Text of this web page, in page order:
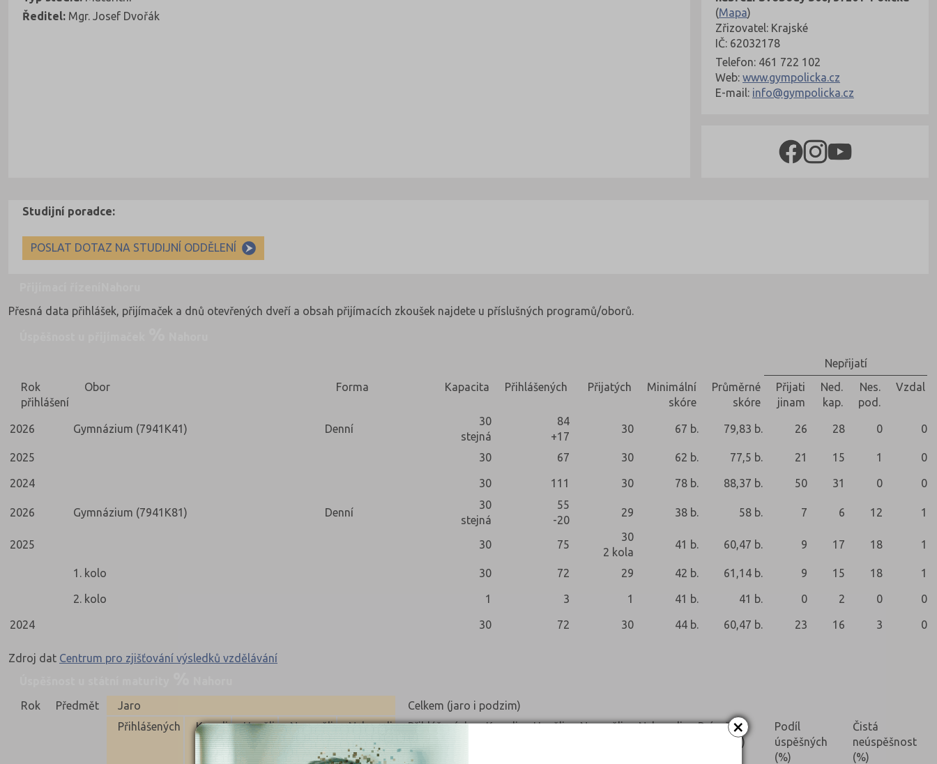
×
(Mapa)
Zřizovatel: Krajské
IČ: 62032178
Telefon: 461 722 102
Web: www.gympolicka.cz
E-mail: info@gympolicka.cz
Ředitel: Mgr. Josef Dvořák
Studijní poradce:
POSLAT DOTAZ NA STUDIJNÍ ODDĚLENÍ
Přesná data přihlášek, přijímaček a dnů otevřených dveří a obsah přijímacích zkoušek najdete u příslušných programů/oborů.
Nepřijatí
Rok
přihlášení
Obor Forma Kapacita Přihlášených Přijatých
Minimální
skóre
Průměrné
skóre
Přijati
jinam
Ned.
kap.
Nes.
pod.
Vzdal
2026 Gymnázium (7941K41) Denní
30
stejná
84
+17
30 67 b. 79,83 b. 26 28 0 0
2025 30 67 30 62 b. 77,5 b. 21 15 1 0
2024 30 111 30 78 b. 88,37 b. 50 31 0 0
2026 Gymnázium (7941K81) Denní
30
stejná
55
-20
29 38 b. 58 b. 7 6 12 1
2025 30 75
30
2 kola
41 b. 60,47 b. 9 17 18 1
1. kolo 30 72 29 42 b. 61,14 b. 9 15 18 1
2. kolo 1 3 1 41 b. 41 b. 0 2 0 0
2024 30 72 30 44 b. 60,47 b. 23 16 3 0
Zdroj dat Centrum pro zjišťování výsledků vzdělávání
Rok
Předmět Jaro
Celkem (jaro i podzim)
Přihlášených
Konali Uspěli Neuspěli Nekonali Přihlášených Konali Uspěli Neuspěli Nekonali
Prúměrné
skóre (%)
Podíl
úspěšných
(%)
Čistá
neúspěšnost
(%)